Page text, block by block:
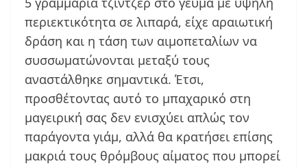
περιεκτικότητα σε λιπαρά, είχε αραιωτική
δράση και η τάση των αιμοπεταλίων να
συσσωματώνονται μεταξύ τους
αναστάλθηκε σημαντικά. Έτσι,
προσθέτοντας αυτό το μπαχαρικό στη
μαγειρική σας δεν ενισχύει απλώς τον
παράγοντα γιάμ, αλλά θα κρατήσει επίσης
μακριά τους θρόμβους αίματος που μπορεί